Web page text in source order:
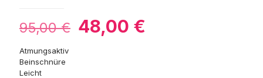
95,00€ Ursprünglicher
Preis
48,00 €
Atmungsaktiv
Beinschnüre
Leicht